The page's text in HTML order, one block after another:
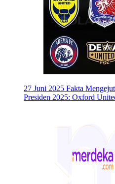
27 Juni 2025 Fakta
Presiden 2025: Oxford